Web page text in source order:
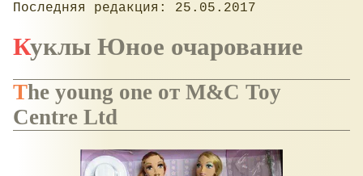
25.05.2017
Куклы Юное очарование
The young one от M&C Toy
Centre Ltd